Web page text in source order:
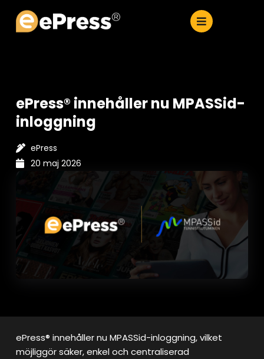
Hoppa
ePress® innehåller nu MPASSid-
inloggning
ePress
20 maj 2026
ePress® innehåller nu MPASSid-inloggning, vilket
möjliggör säker, enkel och centraliserad